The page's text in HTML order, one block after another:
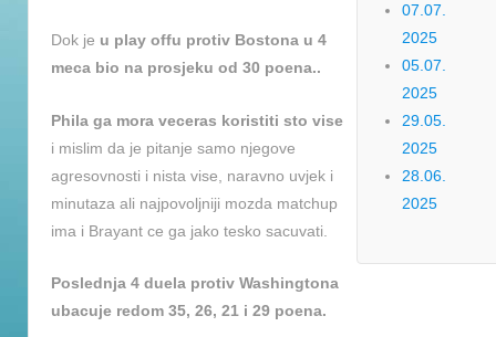
Dok je u play offu protiv Bostona u 4
meca bio na prosjeku od 30 poena..
Phila ga mora veceras koristiti sto vise
i mislim da je pitanje samo njegove
agresovnosti i nista vise, naravno uvjek i
minutaza ali najpovoljniji mozda matchup
ima i Brayant ce ga jako tesko sacuvati.
Poslednja 4 duela protiv Washingtona
ubacuje redom 35, 26, 21 i 29 poena.
07.07.
2025
05.07.
2025
29.05.
2025
28.06.
2025